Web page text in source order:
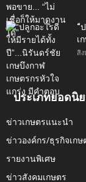
“
เ
สิ
ประเภทยอดนิ
ข่าวเกษตรแนะนำ
ข่าวองค์กร/ธุรกิจเกษ
รายงานพิเศษ
ข่าวสังคมเกษตร